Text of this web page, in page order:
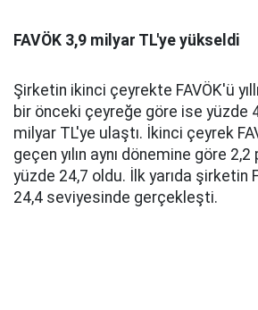
FAVÖK 3,9 milyar TL'ye yükseldi
Şirketin ikinci çeyrekte FAVÖK'ü
bir önceki çeyreğe göre ise yüzde
milyar TL'ye ulaştı. İkinci çeyrek
geçen yılın aynı dönemine göre
yüzde 24,7 oldu. İlk yarıda şirketin
24,4 seviyesinde gerçekleşti.